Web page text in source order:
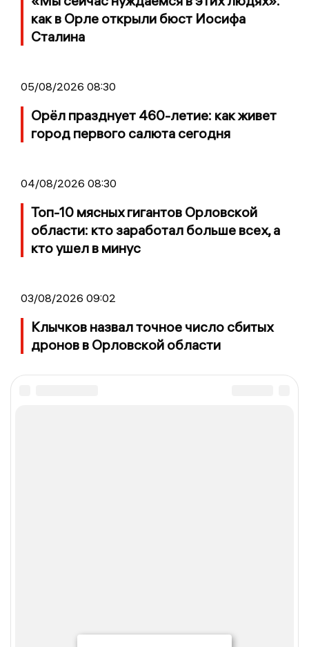
как в Орле открыли бюст Иосифа
Сталина
05/08/2026 08:30
Орёл празднует 460-летие: как живет
город первого салюта сегодня
04/08/2026 08:30
Топ-10 мясных гигантов Орловской
области: кто заработал больше всех, а
кто ушел в минус
03/08/2026 09:02
Клычков назвал точное число сбитых
дронов в Орловской области